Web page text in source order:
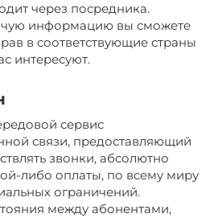
через посредника.
информацию вы сможете
в соответствующие страны
интересуют.
сервис
связи, предоставляющий
звонки, абсолютно
либо оплаты, по всему миру
ограничений.
между абонентами,